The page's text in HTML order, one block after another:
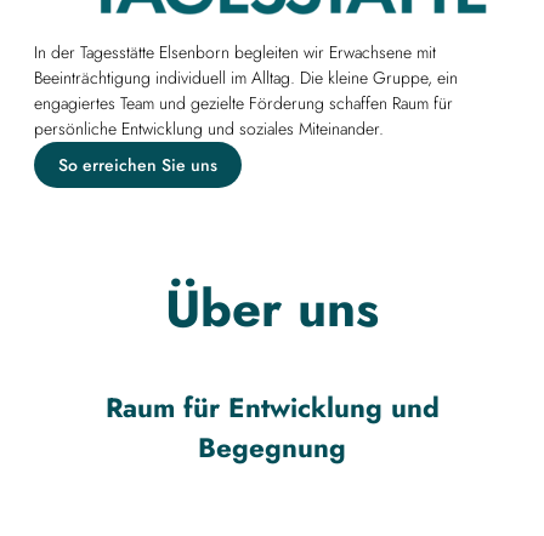
In der Tagesstätte Elsenborn begleiten wir Erwachsene mit
Beeinträchtigung individuell im Alltag. Die kleine Gruppe, ein
engagiertes Team und gezielte Förderung schaffen Raum für
persönliche Entwicklung und soziales Miteinander.
So erreichen Sie uns
Über uns
Raum für Entwicklung und
Begegnung